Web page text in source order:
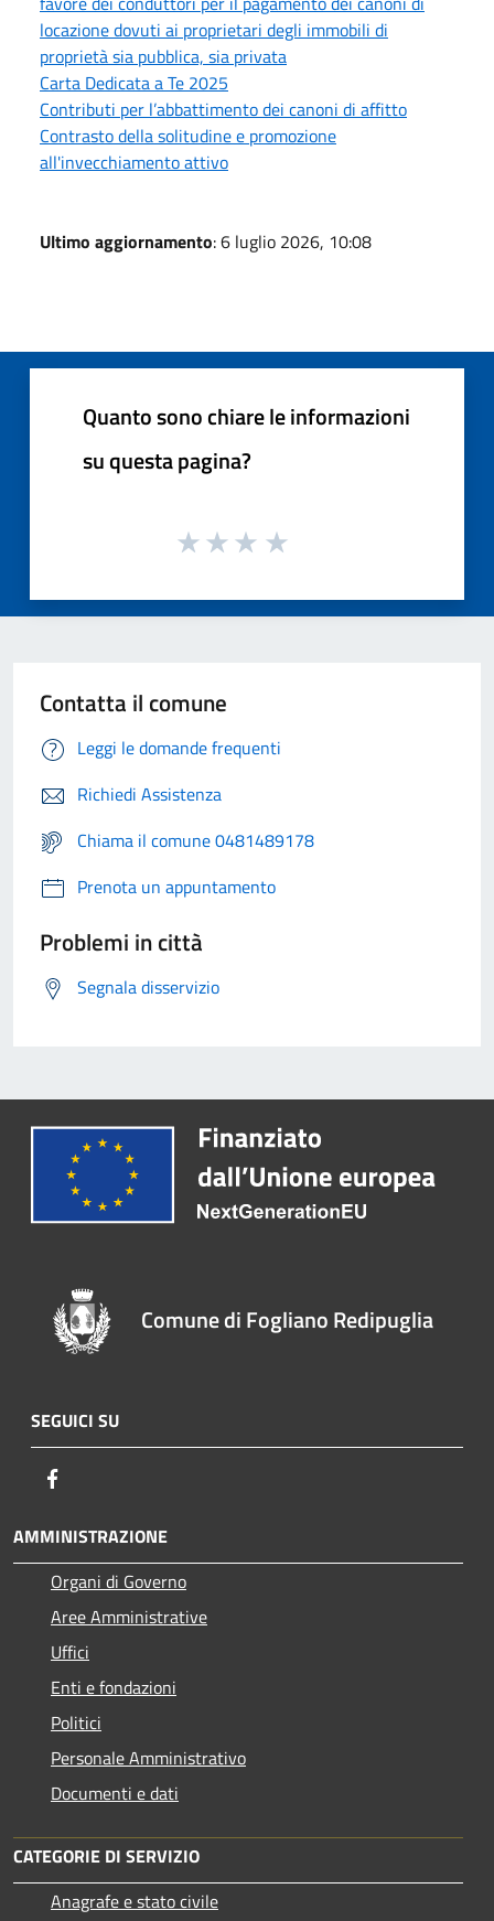
locazione dovuti ai proprietari degli immobili di
proprietà sia pubblica, sia privata
Carta Dedicata a Te 2025
Contributi per l’abbattimento dei canoni di affitto
Contrasto della solitudine e promozione
all'invecchiamento attivo
Ultimo aggiornamento: 6 luglio 2026, 10:08
Quanto sono chiare le informazioni
su questa pagina?
Contatta il comune
Leggi le domande frequenti
Richiedi Assistenza
Chiama il comune 0481489178
Prenota un appuntamento
Problemi in città
Segnala disservizio
Comune di Fogliano Redipuglia
SEGUICI SU
AMMINISTRAZIONE
Organi di Governo
Aree Amministrative
Uffici
Enti e fondazioni
Politici
Personale Amministrativo
Documenti e dati
CATEGORIE DI SERVIZIO
Anagrafe e stato civile